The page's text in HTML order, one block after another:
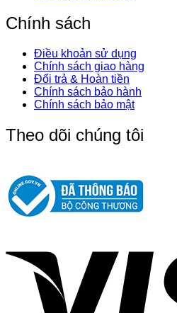
Chính sách
Điều khoản sử dụng
Chính sách giao hàng
Đổi trả & Hoàn tiền
Chính sách bảo hành
Chính sách bảo mật
Theo dõi chúng tôi